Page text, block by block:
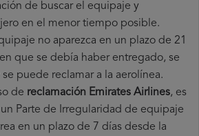
de buscar el equipaje y
en el menor tiempo posible.
no aparezca en un plazo de 21
que se debía haber entregado, se
puede reclamar a la aerolínea.
de reclamación Emirates Airlines, es
Parte de Irregularidad de equipaje
en un plazo de 7 días desde la